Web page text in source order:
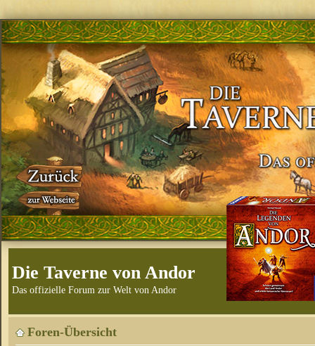
Die Taverne von Andor
Das offizielle Forum zur Welt von Andor
Foren-Übersicht